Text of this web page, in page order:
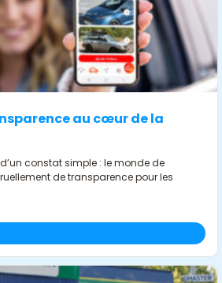
au cœur de la
constat simple : le monde de
de transparence pour les